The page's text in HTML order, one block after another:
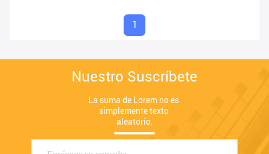
1
Nuestro Suscríbete
La suma de Lorem no es
simplemente texto
aleatorio.